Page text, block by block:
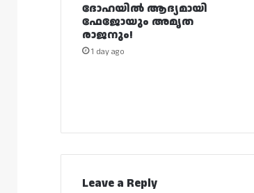
ദോഹയിൽ ആദ്യമായി
ഫേജോയും അമൃത
രാജനും!
1 day ago
Leave a Reply